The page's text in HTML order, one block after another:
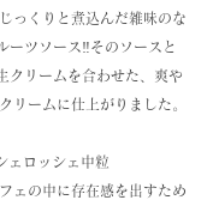
っくりと煮込んだ雑味のな
ーツソース‼️そのソースと
クリームを合わせた、爽や
リームに仕上がりました。
ェロッシェ中粒
ェの中に存在感を出すため